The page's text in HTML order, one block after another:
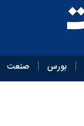
بورس صنعت